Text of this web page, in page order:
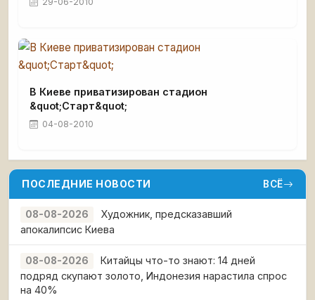
В Киеве приватизирован стадион
&quot;Старт&quot;
04-08-2010
ПОСЛЕДНИЕ НОВОСТИ ВСЁ
08-08-2026
Художник, предсказавший
апокалипсис Киева
08-08-2026
Китайцы что-то знают: 14 дней
подряд скупают золото, Индонезия нарастила спрос
на 40%